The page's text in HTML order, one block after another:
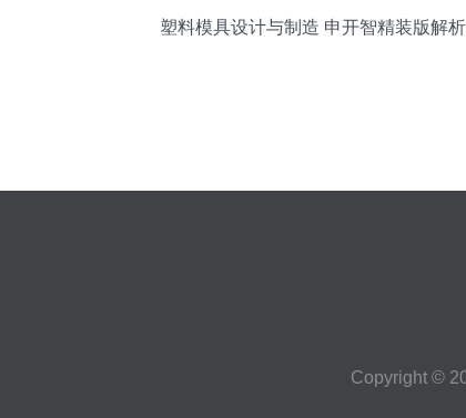
塑料模具设计与制造 申开智精装版解析
Copyright ©